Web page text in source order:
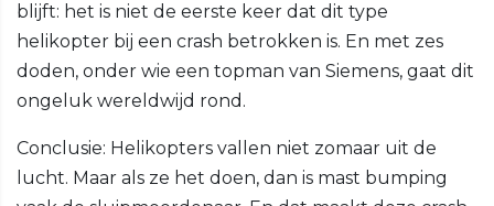
blijft: het is niet de eerste keer dat dit type
helikopter bij een crash betrokken is. En met zes
doden, onder wie een topman van Siemens, gaat dit
ongeluk wereldwijd rond.
Conclusie: Helikopters vallen niet zomaar uit de
lucht. Maar als ze het doen, dan is mast bumping